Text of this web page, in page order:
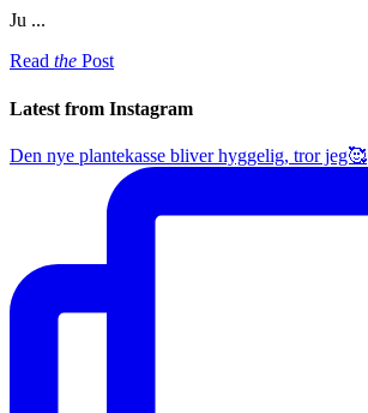
Ju ...
Read the Post
Latest from Instagram
Den nye plantekasse bliver hyggelig, tror jeg🥰